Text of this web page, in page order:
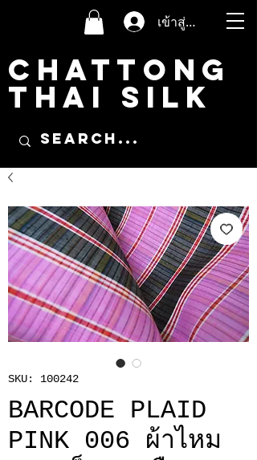
เข้าสู่ระบบ
CHATTONG
THAI SILK
SKU: 100242
BARCODE PLAID
PINK 006 ผ้าไหม